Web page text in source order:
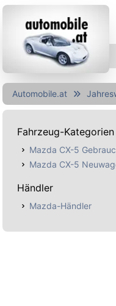
Automobile.at
Fahrzeug-Kategorien
Mazda CX-5
Mazda CX-5
Händler
Mazda-Händler